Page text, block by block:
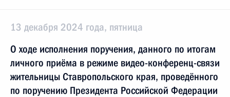
13 декабря 2024 года, пятница
О ходе исполнения поручения, данного по итогам
личного приёма в режиме видео-конференц-связи
жительницы Ставропольского края, проведённого
по поручению Президента Российской Федерации